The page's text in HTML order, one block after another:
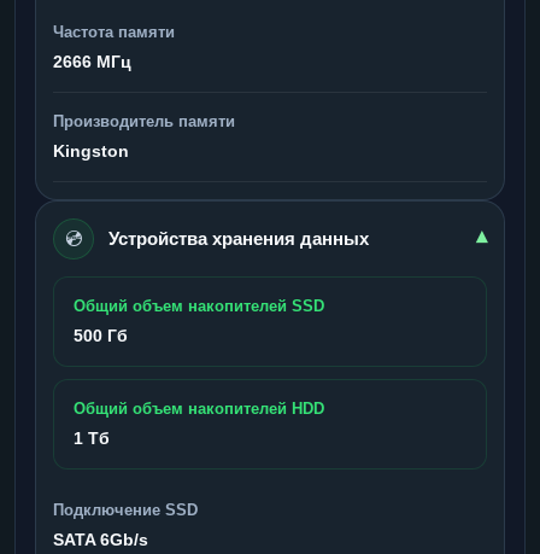
Частота памяти
2666 МГц
Производитель памяти
Kingston
💿 Устройства хранения данных ▾
Общий объем накопителей SSD
500 Гб
Общий объем накопителей HDD
1 Тб
Подключение SSD
SATA 6Gb/s